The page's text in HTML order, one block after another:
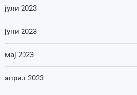
јули 2023
јуни 2023
мај 2023
април 2023